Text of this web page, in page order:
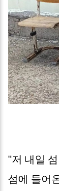
"저 내일
섬에 들어